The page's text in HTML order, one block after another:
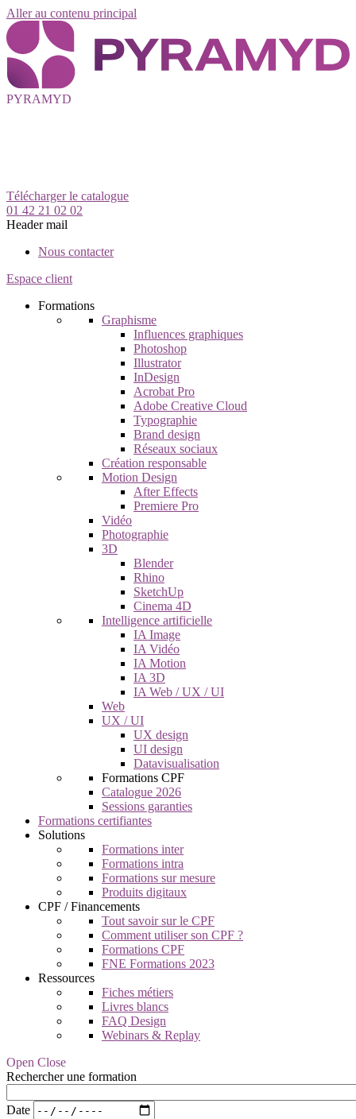
Aller au contenu principal
PYRAMYD
Télécharger le catalogue
01 42 21 02 02
Header mail
Nous contacter
Espace client
Formations
Graphisme
Influences graphiques
Photoshop
Illustrator
InDesign
Acrobat Pro
Adobe Creative Cloud
Typographie
Brand design
Réseaux sociaux
Création responsable
Motion Design
After Effects
Premiere Pro
Vidéo
Photographie
3D
Blender
Rhino
SketchUp
Cinema 4D
Intelligence artificielle
IA Image
IA Vidéo
IA Motion
IA 3D
IA Web / UX / UI
Web
UX / UI
UX design
UI design
Datavisualisation
Formations CPF
Catalogue 2026
Sessions garanties
Formations certifiantes
Solutions
Formations inter
Formations intra
Formations sur mesure
Produits digitaux
CPF / Financements
Tout savoir sur le CPF
Comment utiliser son CPF ?
Formations CPF
FNE Formations 2023
Ressources
Fiches métiers
Livres blancs
FAQ Design
Webinars & Replay
Open Close
Rechercher une formation
Date